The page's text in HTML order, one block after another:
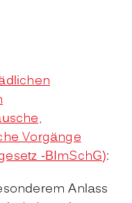
Vorgänge
-BImSchG):
Anlass